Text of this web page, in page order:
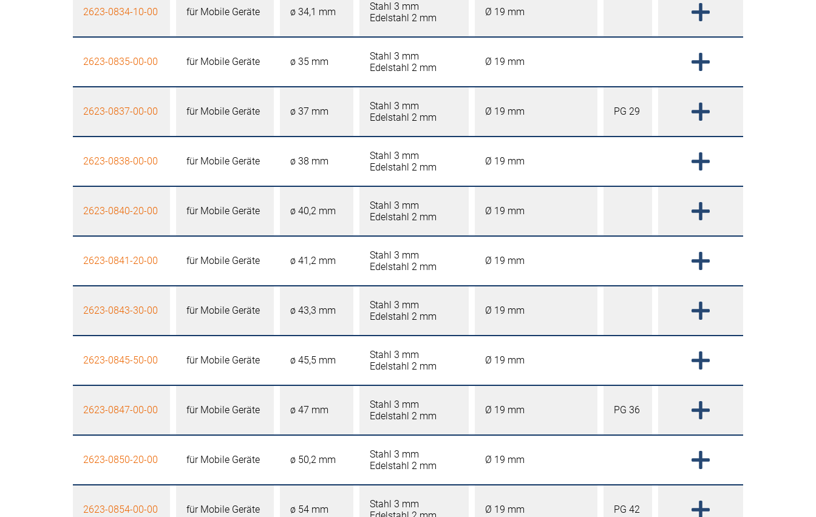
2623-0834-10-00 für Mobile Geräte ø 34,1 mm
Stahl 3 mm
Edelstahl 2 mm
Ø 19 mm
2623-0835-00-00 für Mobile Geräte ø 35 mm
Stahl 3 mm
Edelstahl 2 mm
Ø 19 mm
2623-0837-00-00 für Mobile Geräte ø 37 mm
Stahl 3 mm
Edelstahl 2 mm
Ø 19 mm PG 29
2623-0838-00-00 für Mobile Geräte ø 38 mm
Stahl 3 mm
Edelstahl 2 mm
Ø 19 mm
2623-0840-20-00 für Mobile Geräte ø 40,2 mm
Stahl 3 mm
Edelstahl 2 mm
Ø 19 mm
2623-0841-20-00 für Mobile Geräte ø 41,2 mm
Stahl 3 mm
Edelstahl 2 mm
Ø 19 mm
2623-0843-30-00 für Mobile Geräte ø 43,3 mm
Stahl 3 mm
Edelstahl 2 mm
Ø 19 mm
2623-0845-50-00 für Mobile Geräte ø 45,5 mm
Stahl 3 mm
Edelstahl 2 mm
Ø 19 mm
2623-0847-00-00 für Mobile Geräte ø 47 mm
Stahl 3 mm
Edelstahl 2 mm
Ø 19 mm PG 36
2623-0850-20-00 für Mobile Geräte ø 50,2 mm
Stahl 3 mm
Edelstahl 2 mm
Ø 19 mm
2623-0854-00-00 für Mobile Geräte ø 54 mm
Stahl 3 mm
Ø 19 mm PG 42